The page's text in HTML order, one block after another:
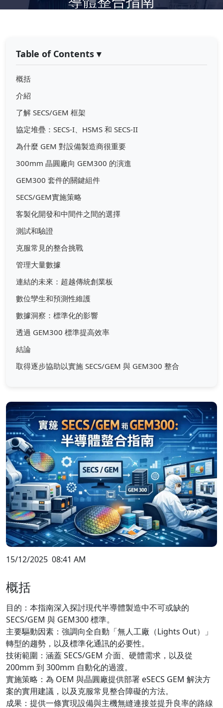
Table of Contents ▾
概括
介紹
了解 SECS/GEM 框架
協定堆疊：SECS-I、HSMS 和 SECS-II
為什麼 GEM 對設備製造商很重要
300mm 晶圓廠向 GEM300 的演進
GEM300 套件的關鍵組件
SECS/GEM實施策略
客製化開發和中間件之間的選擇
測試和驗證
克服常見的整合挑戰
管理大量數據
連結的未來：超越傳統創業板
數位孿生和預測性維護
數據洞察：標準化的影響
透過 GEM300 標準提高效率
結論
取得逐步協助以實施 SECS/GEM 與 GEM300 整合
15/12/2025 08:41 AM
概括
目的：本指南深入探討現代半導體製造中不可或缺的
SECS/GEM 與 GEM300 標準。
主要驅動因素：強調向全自動「無人工廠（Lights Out）」
轉型的趨勢，以及標準化通訊的必要性。
技術範圍：涵蓋 SECS/GEM 介面、硬體需求，以及從
200mm 到 300mm 自動化的過渡。
實施策略：為 OEM 與晶圓廠提供部署 eSECS GEM 解決方
案的實用建議，以及克服常見整合障礙的方法。
成果：提供一條實現設備與主機無縫連接並提升良率的路線